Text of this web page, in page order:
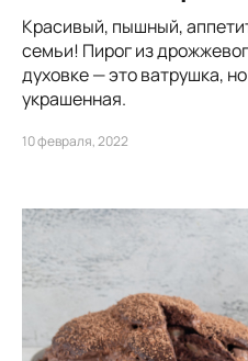
Красивый, пышный,
семьи! Пирог из
духовке — это ватрушка,
украшенная.
10 февраля, 2022